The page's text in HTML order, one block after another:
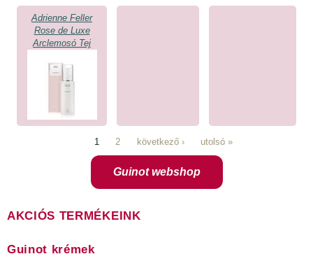
Adrienne Feller
Rose de Luxe
Arclemosó Tej
1 2 következő › utolsó »
Guinot webshop
AKCIÓS TERMÉKEINK
Guinot krémek